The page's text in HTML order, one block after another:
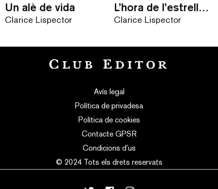
Un alè de vida
Clarice Lispector
L’hora de l’estrella / eBook
Clarice Lispector
Avís legal
Política de privadesa
Política de cookies
Contacte GPSR
Condicions d’us
© 2024 Tots els drets reservats